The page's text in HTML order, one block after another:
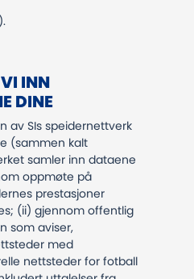
INN
DINE
av SIs speidernettverk
(sammen kalt
samler inn dataene
oppmøte på
prestasjoner
(ii) gjennom offentlig
som aviser,
med
nettsteder for fotball